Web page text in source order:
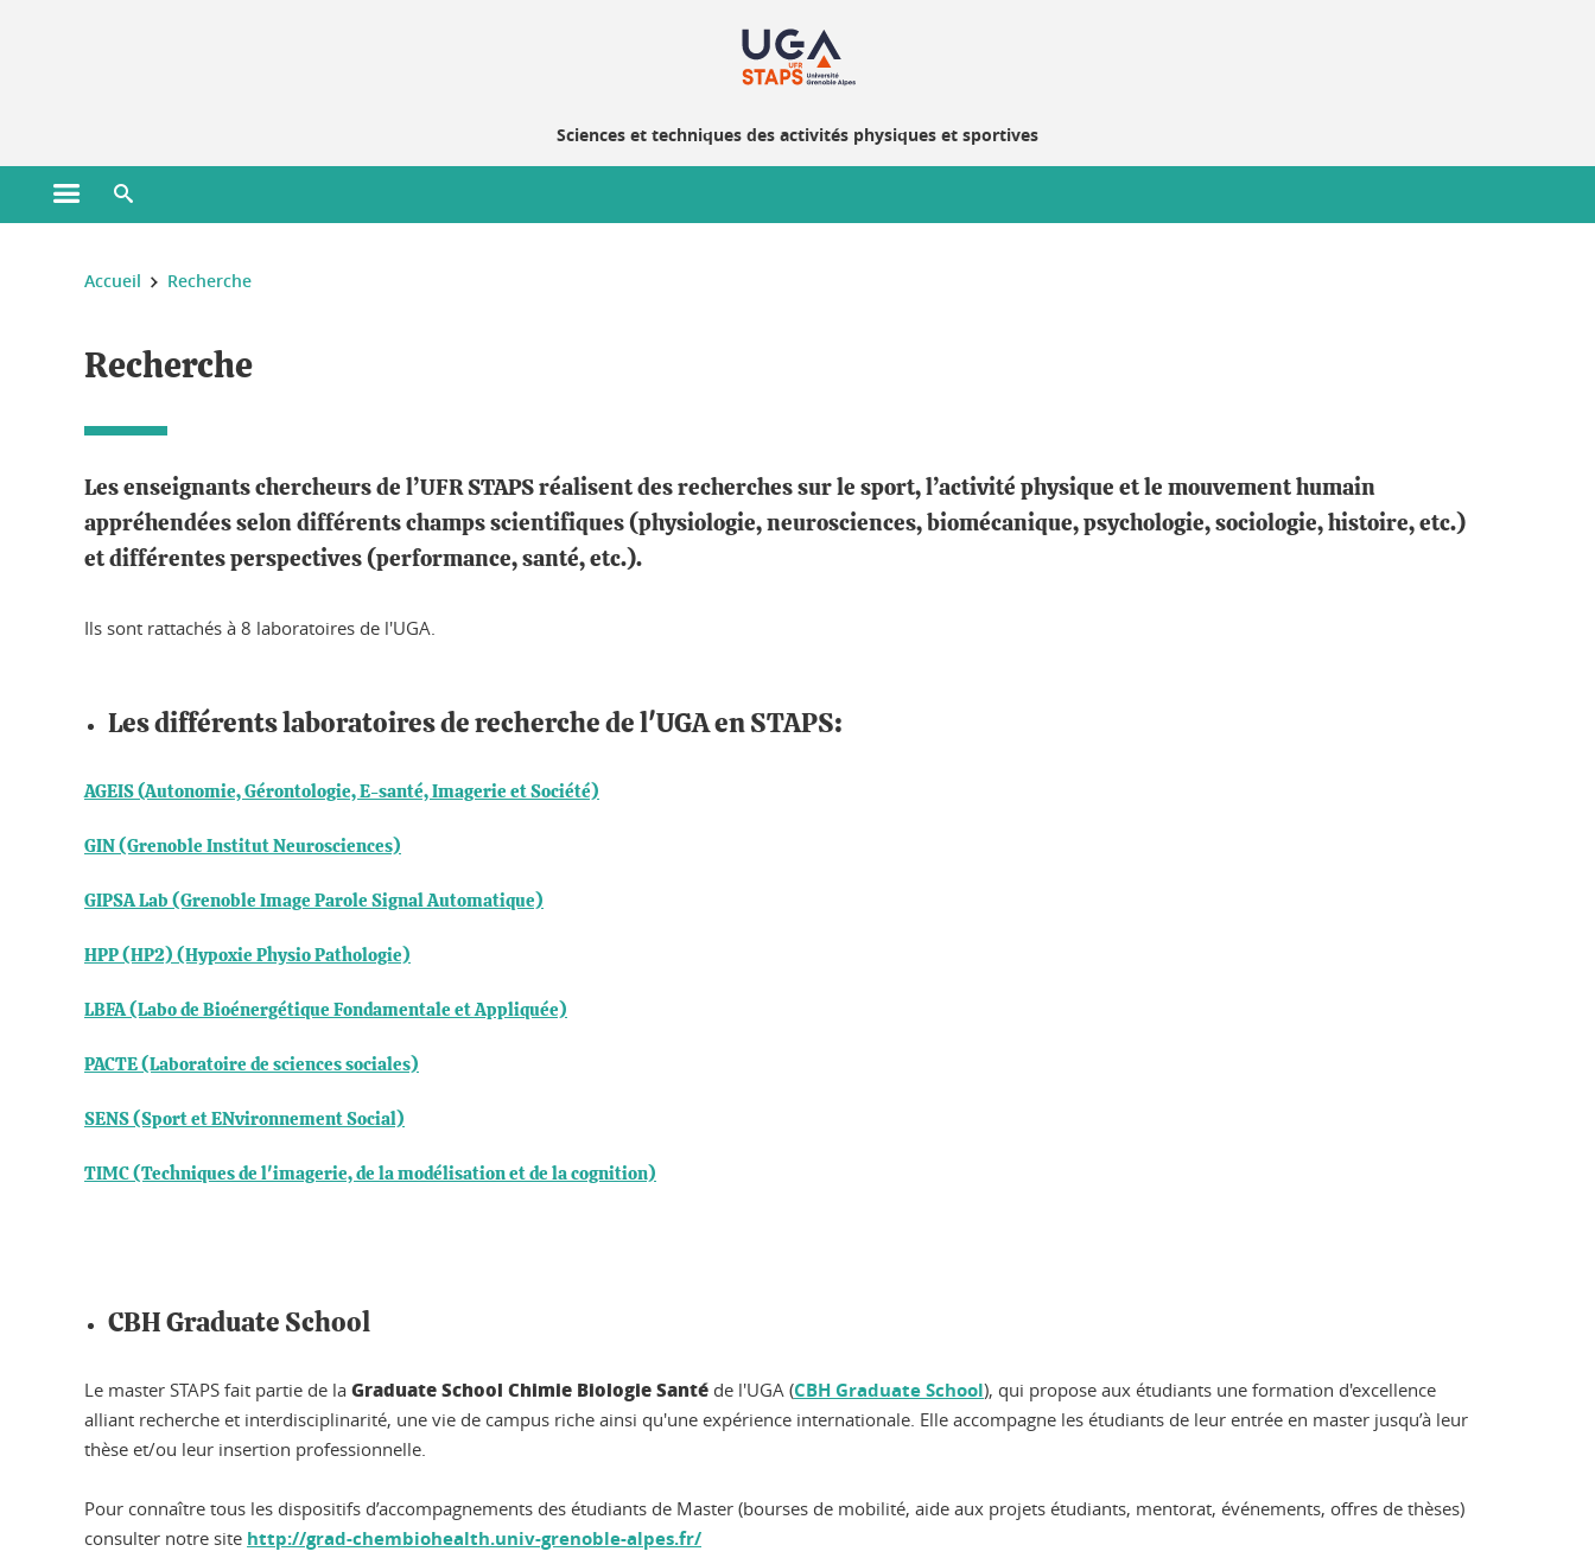
Sciences et techniques des activités physiques et sportives
Ouvrir le menu principal
Vous êtes ici :
Accueil Recherche
Recherche
Les enseignants chercheurs de l’UFR STAPS réalisent des recherches sur le sport, l’activité physique et le mouvement humain
appréhendées selon différents champs scientifiques (physiologie, neurosciences, biomécanique, psychologie, sociologie, histoire, etc.)
et différentes perspectives (performance, santé, etc.).
Ils sont rattachés à 8 laboratoires de l'UGA.
Les différents laboratoires de recherche de l'UGA en STAPS:
AGEIS (Autonomie, Gérontologie, E-santé, Imagerie et Société)
GIN (Grenoble Institut Neurosciences)
GIPSA Lab (Grenoble Image Parole Signal Automatique)
HPP (HP2) (Hypoxie Physio Pathologie)
LBFA (Labo de Bioénergétique Fondamentale et Appliquée)
PACTE (Laboratoire de sciences sociales)
SENS (Sport et ENvironnement Social)
TIMC (Techniques de l'imagerie, de la modélisation et de la cognition)
CBH Graduate School
Le master STAPS fait partie de la Graduate School Chimie Biologie Santé de l'UGA (CBH Graduate School), qui propose aux étudiants une formation d'excellence
alliant recherche et interdisciplinarité, une vie de campus riche ainsi qu'une expérience internationale. Elle accompagne les étudiants de leur entrée en master jusqu’à leur
thèse et/ou leur insertion professionnelle.
Pour connaître tous les dispositifs d’accompagnements des étudiants de Master (bourses de mobilité, aide aux projets étudiants, mentorat, événements, offres de thèses)
consulter notre site http://grad-chembiohealth.univ-grenoble-alpes.fr/